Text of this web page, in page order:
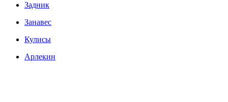
Задник
Занавес
Кулисы
Арлекин